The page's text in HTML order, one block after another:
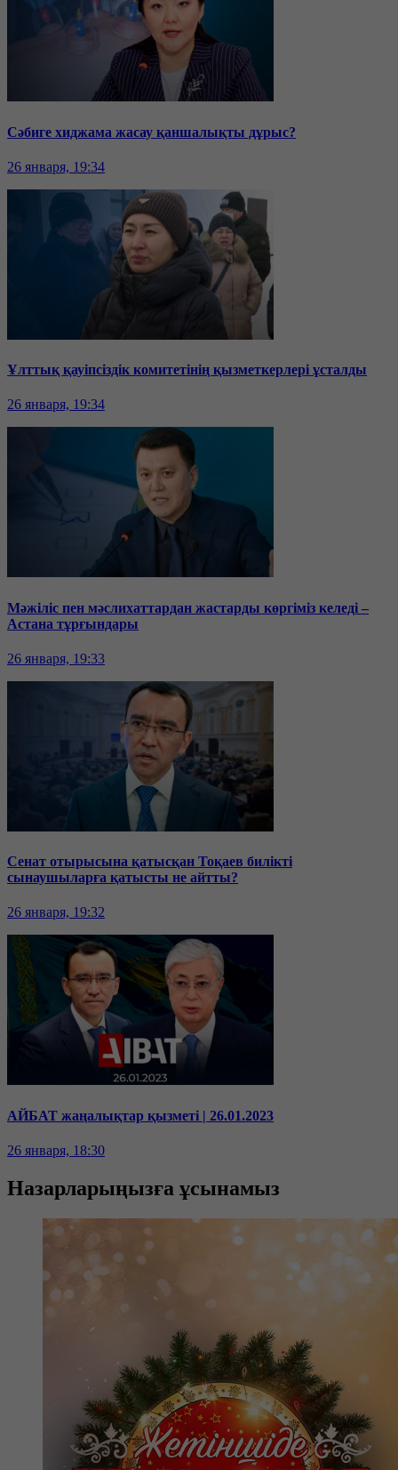
Сәбиге хиджама жасау қаншалықты дұрыс?
26 января, 19:34
Ұлттық қауіпсіздік комитетінің қызметкерлері ұсталды
26 января, 19:34
Мәжіліс пен мәслихаттардан жастарды көргіміз келеді –
Астана тұрғындары
26 января, 19:33
Сенат отырысына қатысқан Тоқаев билікті
сынаушыларға қатысты не айтты?
26 января, 19:32
АЙБАТ жаңалықтар қызметі | 26.01.2023
26 января, 18:30
Назарларыңызға ұсынамыз